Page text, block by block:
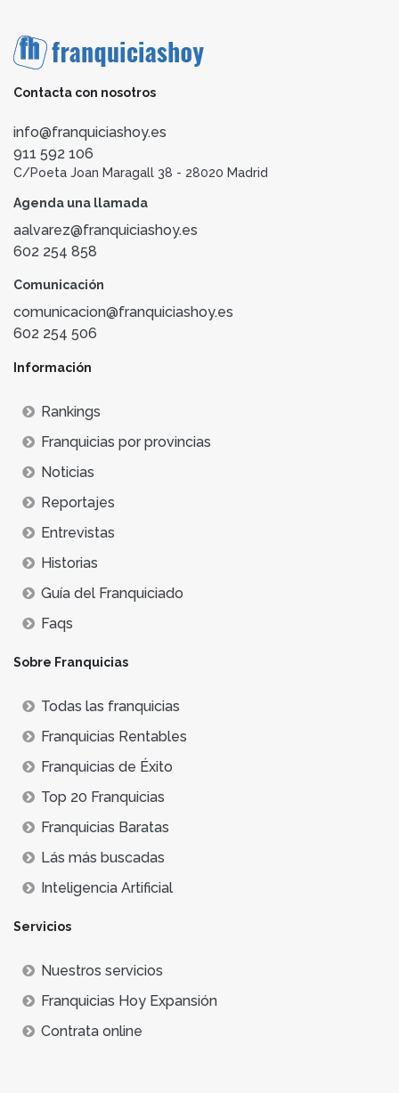
Contacta con nosotros
info@franquiciashoy.es
911 592 106
C/Poeta Joan Maragall 38 - 28020 Madrid
Agenda una llamada
aalvarez@franquiciashoy.es
602 254 858
Comunicación
comunicacion@franquiciashoy.es
602 254 506
Información
Rankings
Franquicias por provincias
Noticias
Reportajes
Entrevistas
Historias
Guía del Franquiciado
Faqs
Sobre Franquicias
Todas las franquicias
Franquicias Rentables
Franquicias de Éxito
Top 20 Franquicias
Franquicias Baratas
Lás más buscadas
Inteligencia Artificial
Servicios
Nuestros servicios
Franquicias Hoy Expansión
Contrata online